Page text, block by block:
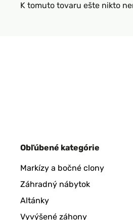
K tomuto tovaru ešte nikto
Obľúbené kategórie
Markízy a bočné clony
Záhradný nábytok
Altánky
Vyvýšené záhony